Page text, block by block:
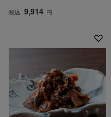
税込 9,914 円